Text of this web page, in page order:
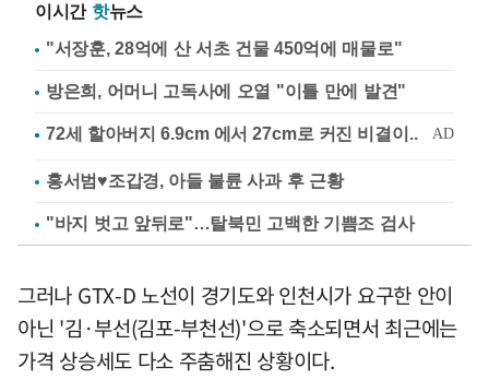
이시간 핫뉴스
"서장훈, 28억에 산 서초 건물 450억에 매물로"
방은희, 어머니 고독사에 오열 "이틀 만에 발견"
홍서범♥조갑경, 아들 불륜 사과 후 근황
"바지 벗고 앞뒤로"…탈북민 고백한 기쁨조 검사
그러나 GTX-D 노선이 경기도와 인천시가 요구한 안이
아닌 '김·부선(김포-부천선)'으로 축소되면서 최근에는
가격 상승세도 다소 주춤해진 상황이다.